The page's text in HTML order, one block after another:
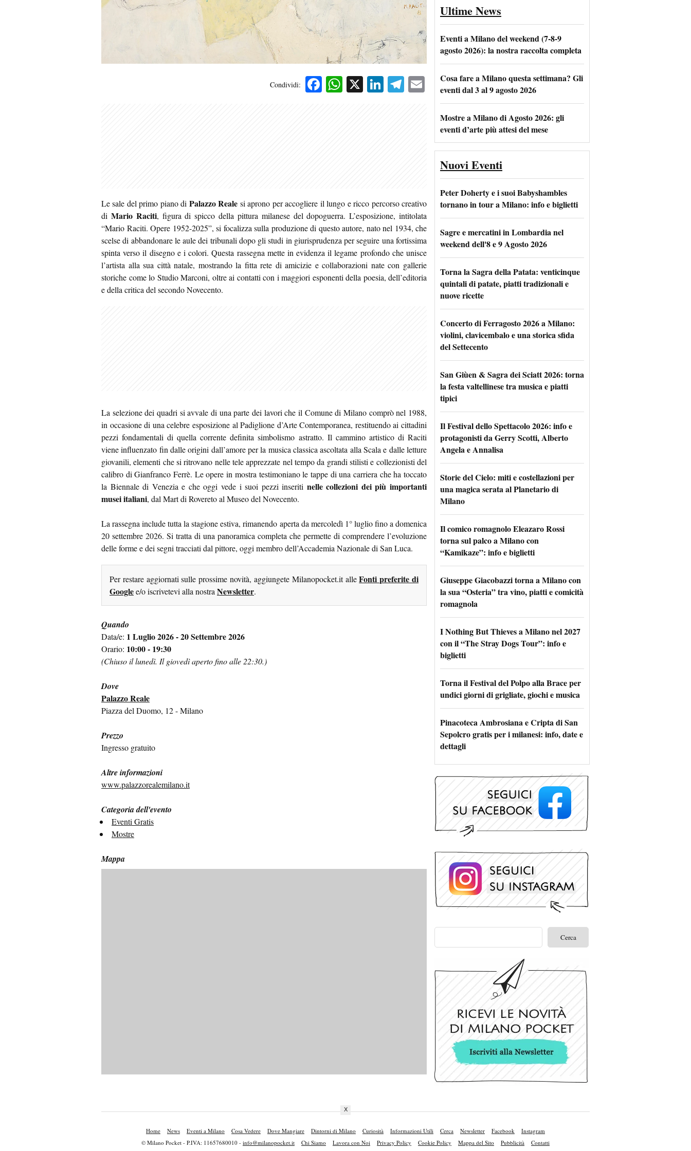
Condividi: Facebook
WhatsApp
X LinkedIn
Telegram
Email
Le sale del primo piano di Palazzo Reale si aprono per accogliere il lungo e ricco percorso creativo
di Mario Raciti, figura di spicco della pittura milanese del dopoguerra. L’esposizione, intitolata
“Mario Raciti. Opere 1952-2025”, si focalizza sulla produzione di questo autore, nato nel 1934, che
scelse di abbandonare le aule dei tribunali dopo gli studi in giurisprudenza per seguire una fortissima
spinta verso il disegno e i colori. Questa rassegna mette in evidenza il legame profondo che unisce
l’artista alla sua città natale, mostrando la fitta rete di amicizie e collaborazioni nate con gallerie
storiche come lo Studio Marconi, oltre ai contatti con i maggiori esponenti della poesia, dell’editoria
e della critica del secondo Novecento.
La selezione dei quadri si avvale di una parte dei lavori che il Comune di Milano comprò nel 1988,
in occasione di una celebre esposizione al Padiglione d’Arte Contemporanea, restituendo ai cittadini
pezzi fondamentali di quella corrente definita simbolismo astratto. Il cammino artistico di Raciti
viene influenzato fin dalle origini dall’amore per la musica classica ascoltata alla Scala e dalle letture
giovanili, elementi che si ritrovano nelle tele apprezzate nel tempo da grandi stilisti e collezionisti del
calibro di Gianfranco Ferrè. Le opere in mostra testimoniano le tappe di una carriera che ha toccato
la Biennale di Venezia e che oggi vede i suoi pezzi inseriti nelle collezioni dei più importanti
musei italiani, dal Mart di Rovereto al Museo del Novecento.
La rassegna include tutta la stagione estiva, rimanendo aperta da mercoledì 1° luglio fino a domenica
20 settembre 2026. Si tratta di una panoramica completa che permette di comprendere l’evoluzione
delle forme e dei segni tracciati dal pittore, oggi membro dell’Accademia Nazionale di San Luca.
Per restare aggiornati sulle prossime novità, aggiungete Milanopocket.it alleFonti preferite di
Googlee/o iscrivetevi alla nostraNewsletter.
Quando
Data/e: 1 Luglio 2026 - 20 Settembre 2026
Orario: 10:00 - 19:30
(Chiuso il lunedì. Il giovedì aperto fino alle 22:30.)
Dove
Palazzo Reale
Piazza del Duomo, 12 - Milano
Prezzo
Ingresso gratuito
Altre informazioni
www.palazzorealemilano.it
Categoria dell'evento
Eventi Gratis
Mostre
Mappa
Ultime News
Eventi a Milano del weekend (7-8-9
agosto 2026): la nostra raccolta completa
Cosa fare a Milano questa settimana? Gli
eventi dal 3 al 9 agosto 2026
Mostre a Milano di Agosto 2026: gli
eventi d’arte più attesi del mese
Nuovi Eventi
Peter Doherty e i suoi Babyshambles
tornano in tour a Milano: info e biglietti
Sagre e mercatini in Lombardia nel
weekend dell'8 e 9 Agosto 2026
Torna la Sagra della Patata: venticinque
quintali di patate, piatti tradizionali e
nuove ricette
Concerto di Ferragosto 2026 a Milano:
violini, clavicembalo e una storica sfida
del Settecento
San Giùen & Sagra dei Sciatt 2026: torna
la festa valtellinese tra musica e piatti
tipici
Il Festival dello Spettacolo 2026: info e
protagonisti da Gerry Scotti, Alberto
Angela e Annalisa
Storie del Cielo: miti e costellazioni per
una magica serata al Planetario di
Milano
Il comico romagnolo Eleazaro Rossi
torna sul palco a Milano con
“Kamikaze”: info e biglietti
Giuseppe Giacobazzi torna a Milano con
la sua “Osteria” tra vino, piatti e comicità
romagnola
I Nothing But Thieves a Milano nel 2027
con il “The Stray Dogs Tour”: info e
biglietti
Torna il Festival del Polpo alla Brace per
undici giorni di grigliate, giochi e musica
Pinacoteca Ambrosiana e Cripta di San
Sepolcro gratis per i milanesi: info, date e
dettagli
Home News Eventi a Milano Cosa Vedere Dove Mangiare Dintorni di Milano Curiosità Informazioni Utili Cerca Newsletter Facebook
Instagram
© Milano Pocket - P.IVA: 11657680010 - info@milanopocket.it Chi Siamo Lavora con Noi Privacy Policy Cookie Policy Mappa del Sito Pubblicità Contatti
X